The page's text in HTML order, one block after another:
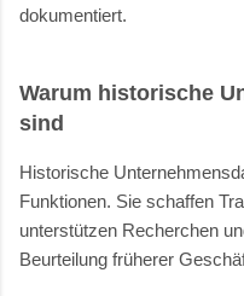
dokumentiert.
Warum historische
sind
Historische
Funktionen. Sie schaffen
unterstützen Recherchen
Beurteilung früherer